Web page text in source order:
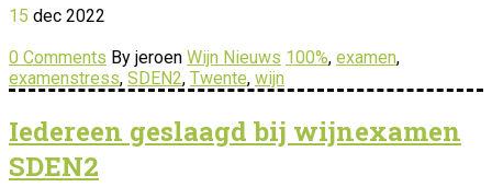
15 dec 2022
0 Comments By jeroen Wijn Nieuws 100%, examen,
examenstress, SDEN2, Twente, wijn
Iedereen geslaagd bij wijnexamen
SDEN2